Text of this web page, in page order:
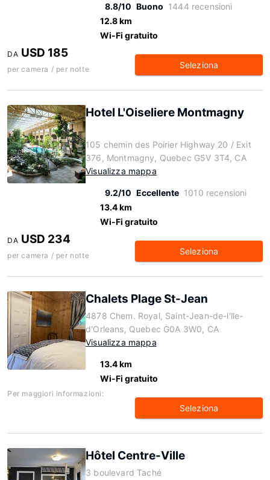
8.8/10 Buono 1444 recensioni
12.8 km
Wi-Fi gratuito
DA USD 185
per camera / per notte Seleziona
Hotel L'Oiseliere Montmagny
105 chemin des Poirier Highway 20 / Exit
376, Montmagny, Quebec G5V 3T4, CA
Visualizza mappa
9.2/10 Eccellente 1010 recensioni
13.4 km
Wi-Fi gratuito
DA USD 234
per camera / per notte Seleziona
Chalets Plage St-Jean
4878 Chem. Royal, Saint-Jean-de-l'lle-
d'Orleans, Quebec G0A 3W0, CA
Visualizza mappa
13.4 km
Wi-Fi gratuito
Per maggiori informazioni:
Seleziona
Hôtel Centre-Ville
3 boulevard Taché